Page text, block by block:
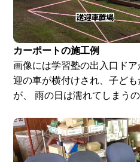
カーポートの施工例
画像には学習塾の出入口ド
迎の車が横付けされ、子ど
が、 雨の日は濡れてしまう